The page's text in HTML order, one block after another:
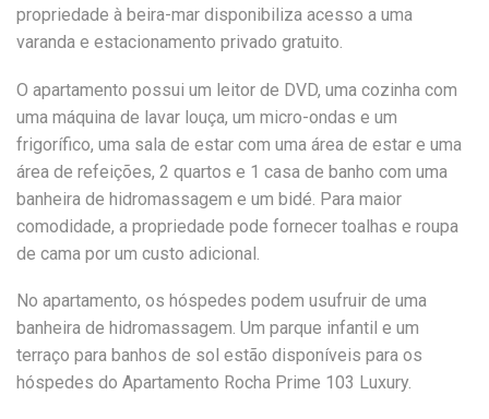
propriedade à beira-mar disponibiliza acesso a uma
varanda e estacionamento privado gratuito.
O apartamento possui um leitor de DVD, uma cozinha com
uma máquina de lavar louça, um micro-ondas e um
frigorífico, uma sala de estar com uma área de estar e uma
área de refeições, 2 quartos e 1 casa de banho com uma
banheira de hidromassagem e um bidé. Para maior
comodidade, a propriedade pode fornecer toalhas e roupa
de cama por um custo adicional.
No apartamento, os hóspedes podem usufruir de uma
banheira de hidromassagem. Um parque infantil e um
terraço para banhos de sol estão disponíveis para os
hóspedes do Apartamento Rocha Prime 103 Luxury.